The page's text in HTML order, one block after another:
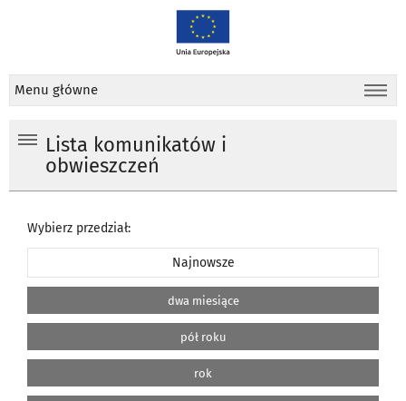
Menu główne
Lista komunikatów i
obwieszczeń
Wybierz przedział:
Najnowsze
dwa miesiące
pół roku
rok